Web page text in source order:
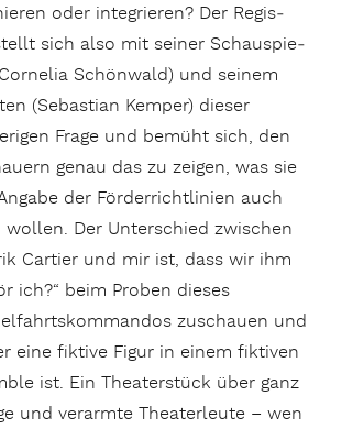
oder inte­grieren? Der Regis­
sich also mit seiner Schau­spie­
Schön­wald) und seinem
(Sebas­tian Kemper) dieser
Frage und bemüht sich, den
genau das zu zeigen, was sie
der Förder­richt­li­nien auch
wollen. Der Unter­schied zwischen
Cartier und mir ist, dass wir ihm
ich?“ beim Proben dieses
zuschauen und
eine fiktive Figur in einem fiktiven
ist. Ein Thea­ter­stück über ganz
und verarmte Thea­ter­leute – wen